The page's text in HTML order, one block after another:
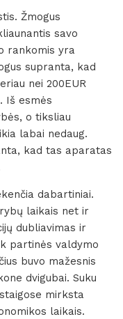
Žmogus
savo
rankomis yra
supranta, kad
nei 200EUR
Iš esmės
o tiksliau
labai nedaug.
kad tas aparatas
dabartiniai.
laikais net ir
dubliavimas ir
partinės valdymo
buvo mažesnis
dvigubai. Suku
mirksta
laikais.